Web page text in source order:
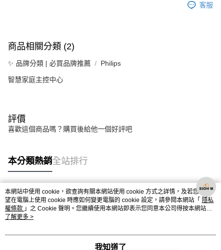
客服
商品相關分類 (2)
✨ 品牌分類 | 必買品牌推薦 Philips
智慧家庭主控中心
評價
喜歡這個商品嗎？購買後給他一個好評吧
本分類熱銷全站排行
熱門標籤
本網站中使用 cookie，欲查詢有關本網站使用 cookie 方式之詳情，及若您不希
望在電腦上使用 cookie 時應如何變更電腦的 cookie 設定，請參閱本網站「 隱私
權條款 」之 Cookie 聲明。您繼續使用本網站即表示您同意本公司得按本網站使
用條款之 Cookie 聲明使用 cookie。
了解更多 >
我知道了